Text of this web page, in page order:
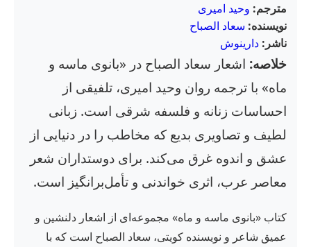
مترجم: وحید امیری
نویسنده: سعاد الصباح
ناشر: دارینوش
خلاصه: اشعار سعاد الصباح در «بانوی ماسه و
ماه» با ترجمه روان وحید امیری، تلفیقی از
احساسات زنانه و فلسفه شرقی است. زبانی
لطیف و تصاویری بدیع که مخاطب را در دنیایی از
عشق و اندوه غرق می‌کند. برای دوستداران شعر
معاصر عرب، اثری خواندنی و تأمل‌برانگیز است.
کتاب «بانوی ماسه و ماه» مجموعه‌ای از اشعار دلنشین و
عمیق شاعر و نویسنده کویتی، سعاد الصباح است که با